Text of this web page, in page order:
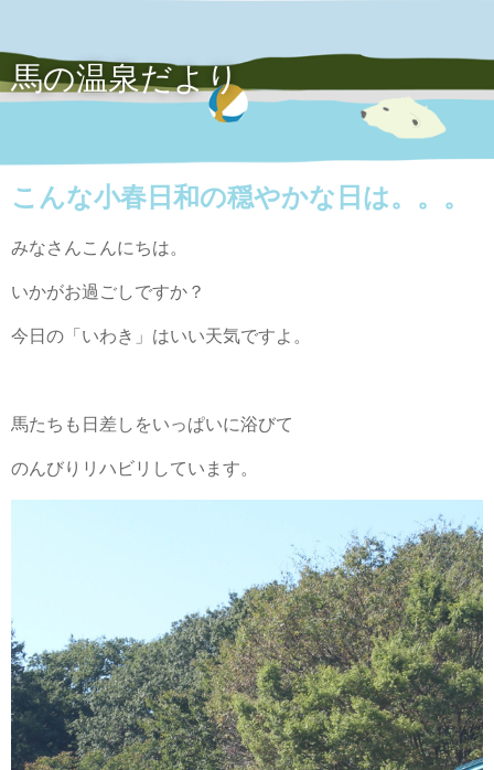
馬の温泉だより
こんな小春日和の穏やかな日は。。。
みなさんこんにちは。
いかがお過ごしですか？
今日の「いわき」はいい天気ですよ。
馬たちも日差しをいっぱいに浴びて
のんびりリハビリしています。